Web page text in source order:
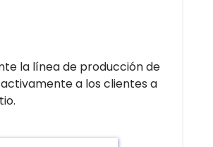
la línea de producción de
a los clientes a